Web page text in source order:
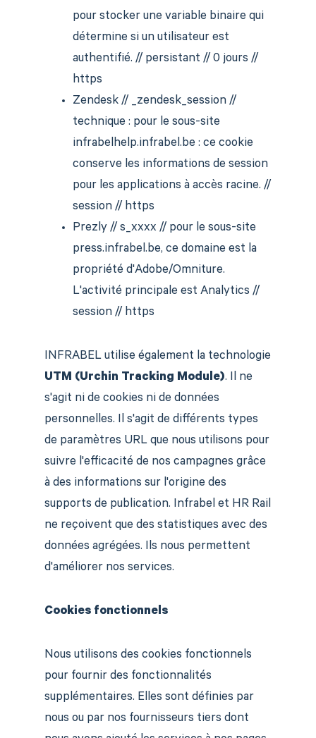
pour stocker une variable binaire qui
détermine si un utilisateur est
authentifié. // persistant // 0 jours //
https
Zendesk // _zendesk_session //
technique : pour le sous-site
infrabelhelp.infrabel.be : ce cookie
conserve les informations de session
pour les applications à accès racine. //
session // https
Prezly // s_xxxx // pour le sous-site
press.infrabel.be, ce domaine est la
propriété d'Adobe/Omniture.
L'activité principale est Analytics //
session // https
INFRABEL utilise également la technologie
UTM (Urchin Tracking Module). Il ne
s'agit ni de cookies ni de données
personnelles. Il s'agit de différents types
de paramètres URL que nous utilisons pour
suivre l'efficacité de nos campagnes grâce
à des informations sur l'origine des
supports de publication. Infrabel et HR Rail
ne reçoivent que des statistiques avec des
données agrégées. Ils nous permettent
d'améliorer nos services.
Cookies fonctionnels
Nous utilisons des cookies fonctionnels
pour fournir des fonctionnalités
supplémentaires. Elles sont définies par
nous ou par nos fournisseurs tiers dont